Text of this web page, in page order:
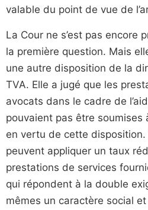
valable du point de vue de
La Cour ne s’est pas encore
la première question. Mais
une autre disposition de la
TVA. Elle a jugé que les
avocats dans le cadre de
pouvaient pas être
en vertu de cette
peuvent appliquer un taux
prestations de services
qui répondent à la double
mêmes un caractère social